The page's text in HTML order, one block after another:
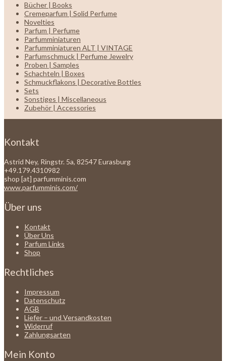
Bücher | Books
Cremeparfum | Solid Perfume
Novelties
Parfum | Perfume
Parfumminiaturen
Parfumminiaturen ALT | VINTAGE
Parfumschmuck | Perfume Jewelry
Proben | Samples
Schachteln | Boxes
Schmuckflakons | Decorative Bottles
Sets
Sonstiges | Miscellaneous
Zubehör | Accessories
Kontakt
Astrid Ney, Ringstr. 5a, 82547 Eurasburg
+49.179.4310982
shop [at] parfumminis.com
www.parfumminis.com/
Über uns
Kontakt
Über Uns
Parfum Links
Shop
Rechtliches
Impressum
Datenschutz
AGB
Liefer – und Versandkosten
Widerruf
Zahlungsarten
Mein Konto